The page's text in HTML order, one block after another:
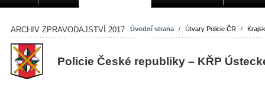
Úvodní strana / Útvary Policie ČR /
ARCHIV ZPRAVODAJSTVÍ 2017
Policie České republiky – KŘP